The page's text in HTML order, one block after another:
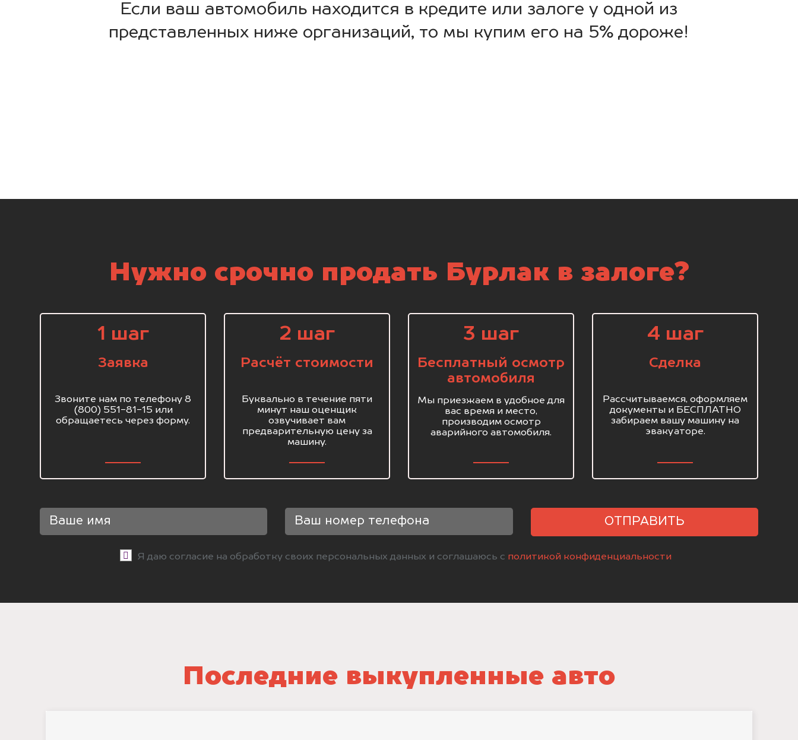
Если ваш автомобиль находится в кредите или залоге у одной из
представленных ниже организаций, то мы купим его на 5% дороже!
Нужно срочно продать Бурлак в залоге?
1 шаг
Заявка
Звоните нам по телефону 8
(800) 551-81-15 или
обращаетесь через форму.
2 шаг
Расчёт стоимости
Буквально в течение пяти
минут наш оценщик
озвучивает вам
предварительную цену за
машину.
3 шаг
Бесплатный осмотр
автомобиля
Мы приезжаем в удобное для
вас время и место,
производим осмотр
аварийного автомобиля.
4 шаг
Сделка
Рассчитываемся, оформляем
документы и БЕСПЛАТНО
забираем вашу машину на
эвакуаторе.
ОТПРАВИТЬ
Я даю согласие на обработку своих персональных данных и соглашаюсь с политикой конфиденциальности
Последние выкупленные авто